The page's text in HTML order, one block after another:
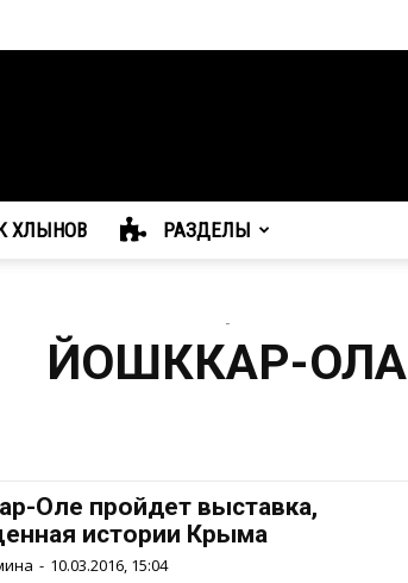
ХЛЫНОВ РАЗДЕЛЫ
-
ЙОШККАР-ОЛА
Оле пройдет выставка,
истории Крыма
- 10.03.2016, 15:04